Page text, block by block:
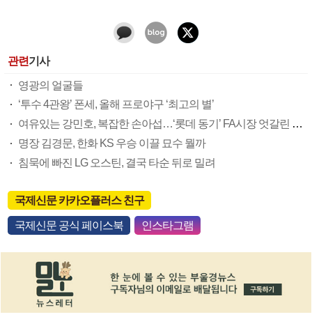
관련기사
영광의 얼굴들
‘투수 4관왕’ 폰세, 올해 프로야구 ‘최고의 별’
여유있는 강민호, 복잡한 손아섭…‘롯데 동기’ FA시장 엇갈린 희비
명장 김경문, 한화 KS 우승 이끌 묘수 뭘까
침묵에 빠진 LG 오스틴, 결국 타순 뒤로 밀려
국제신문 카카오플러스 친구
국제신문 공식 페이스북 인스타그램